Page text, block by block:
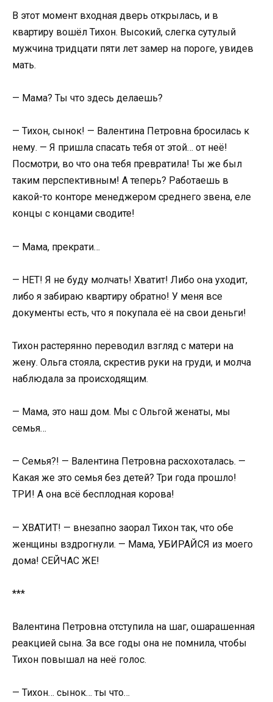
В этот момент входная дверь открылась, и в
квартиру вошёл Тихон. Высокий, слегка сутулый
мужчина тридцати пяти лет замер на пороге, увидев
мать.
— Мама? Ты что здесь делаешь?
— Тихон, сынок! — Валентина Петровна бросилась к
нему. — Я пришла спасать тебя от этой… от неё!
Посмотри, во что она тебя превратила! Ты же был
таким перспективным! А теперь? Работаешь в
какой-то конторе менеджером среднего звена, еле
концы с концами сводите!
— Мама, прекрати…
— НЕТ! Я не буду молчать! Хватит! Либо она уходит,
либо я забираю квартиру обратно! У меня все
документы есть, что я покупала её на свои деньги!
Тихон растерянно переводил взгляд с матери на
жену. Ольга стояла, скрестив руки на груди, и молча
наблюдала за происходящим.
— Мама, это наш дом. Мы с Ольгой женаты, мы
семья…
— Семья?! — Валентина Петровна расхохоталась. —
Какая же это семья без детей? Три года прошло!
ТРИ! А она всё бесплодная корова!
— ХВАТИТ! — внезапно заорал Тихон так, что обе
женщины вздрогнули. — Мама, УБИРАЙСЯ из моего
дома! СЕЙЧАС ЖЕ!
***
Валентина Петровна отступила на шаг, ошарашенная
реакцией сына. За все годы она не помнила, чтобы
Тихон повышал на неё голос.
— Тихон… сынок… ты что…